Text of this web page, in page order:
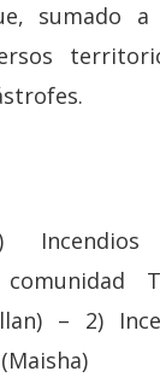
sumado
comunidad
– 2)